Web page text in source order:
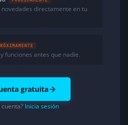
novedades directamente en tu
funciones antes que nadie.
gratuita
cuenta? Inicia sesión